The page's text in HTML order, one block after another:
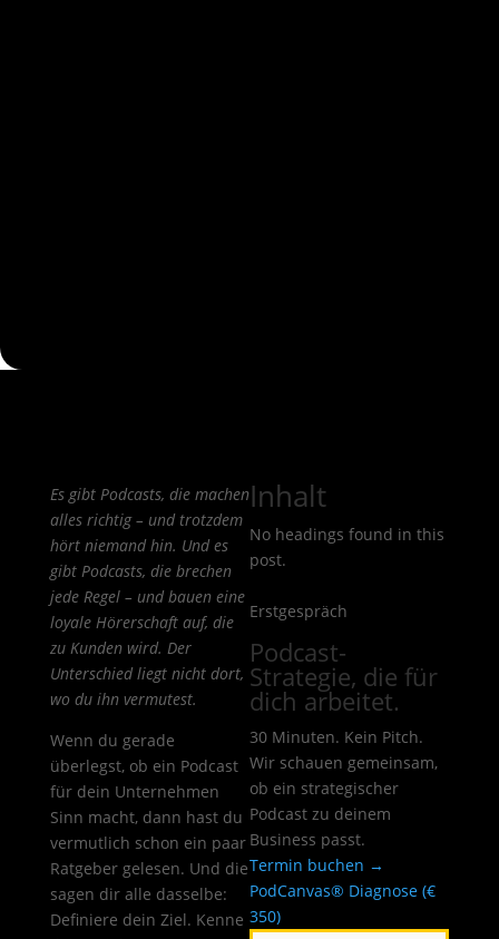
Es gibt Podcasts, die machen
alles richtig – und trotzdem
hört niemand hin. Und es
gibt Podcasts, die brechen
jede Regel – und bauen eine
loyale Hörerschaft auf, die
zu Kunden wird. Der
Unterschied liegt nicht dort,
wo du ihn vermutest.
Wenn du gerade
überlegst, ob ein Podcast
für dein Unternehmen
Sinn macht, dann hast du
vermutlich schon ein paar
Ratgeber gelesen. Und die
sagen dir alle dasselbe:
Definiere dein Ziel. Kenne
Inhalt
No headings found in this
post.
Erstgespräch
Podcast-
Strategie, die für
dich arbeitet.
30 Minuten. Kein Pitch.
Wir schauen gemeinsam,
ob ein strategischer
Podcast zu deinem
Business passt.
Termin buchen →
PodCanvas® Diagnose (€
350)